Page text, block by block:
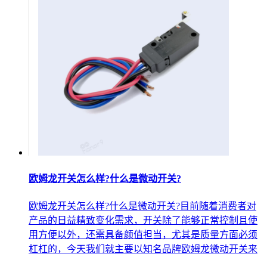
欧姆龙开关怎么样?什么是微动开关?
欧姆龙开关怎么样?什么是微动开关?目前随着消费者对
产品的日益精致变化需求，开关除了能够正常控制且使
用方便以外，还需具备颜值担当，尤其是质量方面必须
杠杠的，今天我们就主要以知名品牌欧姆龙微动开关来